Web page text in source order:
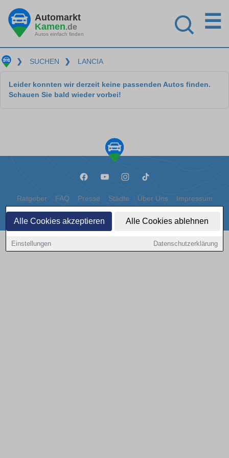
Alle Cookies akzeptieren Alle Cookies ablehnen
Einstellungen Datenschutzerklärung
Automarkt
Kamen.de
Autos einfach finden
☰
❯ SUCHEN ❯ LANCIA
Leider konnten wir derzeit keine passenden Autos finden.
Schauen Sie bald wieder vorbei!
Ratgeber FAQ Presse Städte Über Uns Impressum
Datenschutz Cookies
Copyright © 2000 - 2026 | 1A Infosysteme GmbH | Content by: 1a-sites-autos